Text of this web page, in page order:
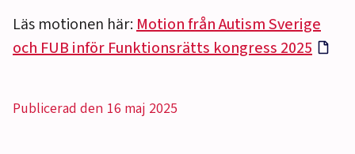
Läs motionen här:Motion från Autism Sverige
och FUB inför Funktionsrätts kongress 2025
Publicerad den 16 maj 2025